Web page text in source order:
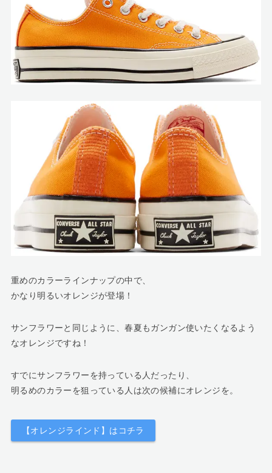
重めのカラーラインナップの中で、
かなり明るいオレンジが登場！
サンフラワーと同じように、春夏もガンガン使いたくなるよう
なオレンジですね！
すでにサンフラワーを持っている人だったり、
明るめのカラーを狙っている人は次の候補にオレンジを。
【オレンジラインド】はコチラ